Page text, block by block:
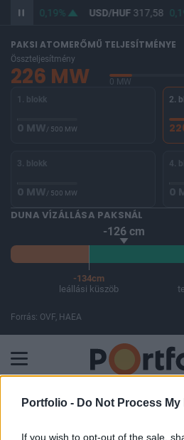
Portfolio - Do Not Process
If you wish to opt-out of the sale,
366,09 0,19% USD/HUF317,58
PAKSI ATOMERŐMŰ TELJESÍTMÉNYE
Összteljesítmény
226 MW 0 MW
1. blokk
0 MW/ 500 MW
2.
3. blokk
0 MW/ 500 MW
4.
0
DUNA VÍZÁLLÁSA PAKSNÁL
-126 cm
-134cm
leállási küszöb
Forrás: OVF, HAEA
FONTOS